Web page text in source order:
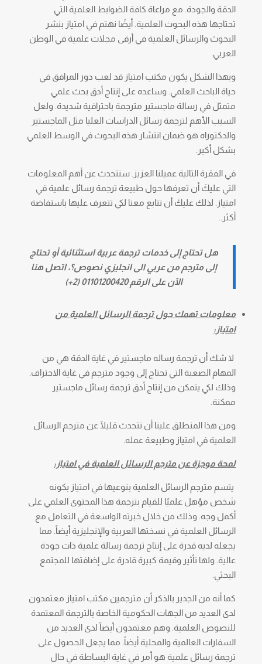
الدقة والجودة. مع مراعاة كافة الضوابط العلمية التي
تحتاجها هذه البحوث العلمية. أيضًا نهتم في امتياز بنشر
البحوث والرسائل العلمية في أرقى مجلات علمية في الوطن
العربي.
وبهذا الشكل يكون مكتب امتياز قد لعب دور المرافق في
حياة الباحث العلمي. وساعده على إنتاج أدق بحث علمي
متمثل في رسالة ماجستير مترجمة باحترافية شديدة. ولعل
السبب الأهم لترجمة رسائل الدراسات العليا مثل الماجستير
والدكتوراه هو ضمان انتشار هذه البحوث في الوسط العلمي
بشكل أكبر.
في الفقرة التالية عميلنا العزيز. سنتحدث عن أهم المعلومات
التي عليكَ أن تعرفها حول طبيعة ترجمة رسائل علمية في
امتياز. لذلك عليكَ أن تتابع معنا لكي تتعرف عليها باستفاضة
أكثر..
هل تحتاج إلى خدمات ترجمة عربية استثنائية أو تحتاج
إلى مترجم من عربي الى انجليزي نصوص؟، اتصل هنا
الآن على الرقم 01101200420 (2+)
معلومات تهمك حول ترجمة الرسائل العلمية من
امتياز:
لا شك أن ترجمة رساله ماجستير في غاية الدقة هي من
المهام الصعبة التي تحتاج إلى وجود مترجم في غاية الاحتراف.
وذلك لكي يتمكن من إنتاج أدق ترجمة رسائل ماجستير
ممكنة.
ومن هذا المنطلق علينا أن نتحدث قليلًا عن مترجم الرسائل
العلمية في امتياز وطبيعة عمله.
لمحة موجزة عن مترجم الرسائل العلمية في امتياز:
يتسم مترجم الرسائل العلمية بنوعيها في امتياز بكونه
شخص مؤهل علميًا للقيام بترجمة هذا المحتوى العلمي على
أكمل وجه. وذلك من خلال خبرته الواسعة في التعامل مع
الرسائل العلمية في نسختها العربية والإنجليزية أيضاً. مما
يجعله لديه قدرة على إنتاج ترجمة رسالة علمية ذات جودة
عالية. ولها تأثير وقيمة كبيرة قادرة على إضافتها للمجتمع
البحثي.
كما أنه من الجدير بالذكر أن مترجمين مكتب امتياز معتمدون
لدى العديد من الجهات الحكومية الخاصة بالترجمة المعتمدة
للنصوص العلمية. وهم معتمدون أيضاً لدى العديد من
السفارات العالمية والمحلية أيضاً. مما يجعل الحصول على
ترجمة رسائل علمية هو أمر في غاية البساطة في حال